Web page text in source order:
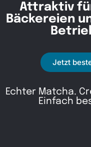
Attraktiv
Bäckereien
Jetzt
Echter Matcha.
Einfach